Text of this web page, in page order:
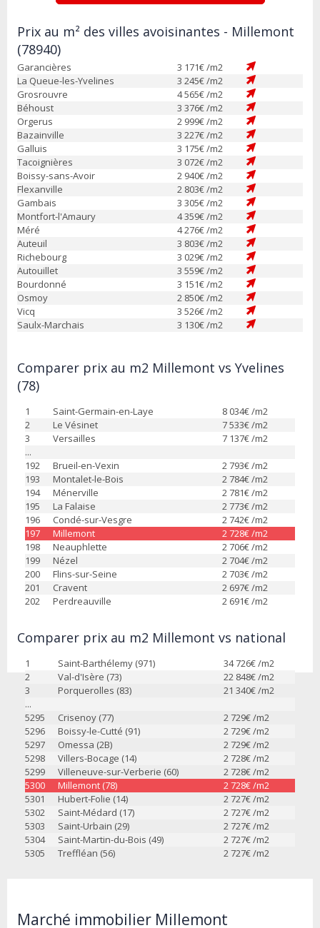
Prix au m² des villes avoisinantes - Millemont
(78940)
Garancières 3 171€ /m2
La Queue-les-Yvelines
3 245€ /m2
Grosrouvre
4 565€ /m2
Béhoust
3 376€ /m2
Orgerus
2 999€ /m2
Bazainville
3 227€ /m2
Galluis
3 175€ /m2
Tacoignières
3 072€ /m2
Boissy-sans-Avoir
2 940€ /m2
Flexanville
2 803€ /m2
Gambais
3 305€ /m2
Montfort-l'Amaury
4 359€ /m2
Méré
4 276€ /m2
Auteuil
3 803€ /m2
Richebourg
3 029€ /m2
Autouillet
3 559€ /m2
Bourdonné
3 151€ /m2
Osmoy
2 850€ /m2
Vicq
3 526€ /m2
Saulx-Marchais
3 130€ /m2
Comparer prix au m2 Millemont vs Yvelines
(78)
1 Saint-Germain-en-Laye 8 034€ /m2
2
Le Vésinet 7 533€ /m2
3
Versailles 7 137€ /m2
...
192
Brueil-en-Vexin 2 793€ /m2
193
Montalet-le-Bois 2 784€ /m2
194
Ménerville 2 781€ /m2
195
La Falaise 2 773€ /m2
196
Condé-sur-Vesgre 2 742€ /m2
197
Millemont 2 728€ /m2
198
Neauphlette 2 706€ /m2
199
Nézel 2 704€ /m2
200
Flins-sur-Seine 2 703€ /m2
201
Cravent 2 697€ /m2
202
Perdreauville 2 691€ /m2
Comparer prix au m2 Millemont vs national
1 Saint-Barthélemy (971) 34 726€ /m2
2
Val-d'Isère (73) 22 848€ /m2
3
Porquerolles (83) 21 340€ /m2
...
5295
Crisenoy (77) 2 729€ /m2
5296
Boissy-le-Cutté (91) 2 729€ /m2
5297
Omessa (2B) 2 729€ /m2
5298
Villers-Bocage (14) 2 728€ /m2
5299
Villeneuve-sur-Verberie (60) 2 728€ /m2
5300
Millemont (78) 2 728€ /m2
5301
Hubert-Folie (14) 2 727€ /m2
5302
Saint-Médard (17) 2 727€ /m2
5303
Saint-Urbain (29) 2 727€ /m2
5304
Saint-Martin-du-Bois (49) 2 727€ /m2
5305
Treffléan (56) 2 727€ /m2
Marché immobilier Millemont